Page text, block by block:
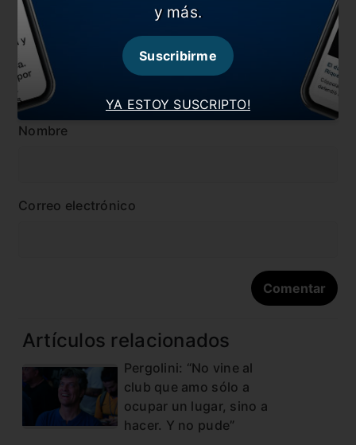
Nombre
Correo electrónico
Artículos relacionados
Pergolini: “No vine al
club que amo sólo a
ocupar un lugar, sino a
hacer. Y no pude”
YA ESTOY SUSCRIPTO!
y más.
Suscribirme